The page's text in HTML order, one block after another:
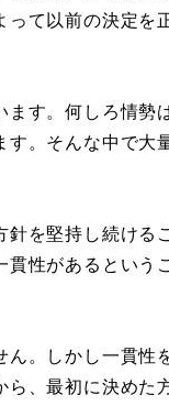
て以前の決定を
す。何しろ情勢
。そんな中で大
を堅持し続ける
性があるという
。しかし一貫性
、最初に決めた